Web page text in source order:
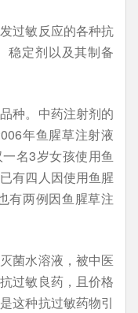
过敏反应的各种抗
稳定剂以及其制备
种。中药注射剂的
年鱼腥草注射液
名3岁女孩使用鱼
有四人因使用鱼腥
有两例因鱼腥草注
菌水溶液，被中医
过敏良药，且价格
这种抗过敏药物引